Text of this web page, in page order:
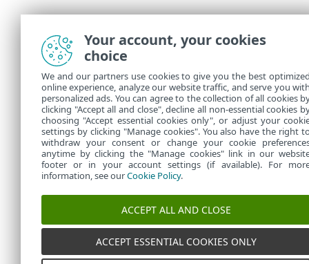
Your account, your cookies
choice
We and our partners use cookies to give you the best
online experience, analyze our website traffic, and serve you
personalized ads. You can agree to the collection of all cookies
clicking "Accept all and close", decline all non-essential cookies
choosing "Accept essential cookies only", or adjust your
settings by clicking "Manage cookies". You also have the right
withdraw your consent or change your cookie
anytime by clicking the "Manage cookies" link in our
footer or in your account settings (if available). For
information, see ourCookie Policy.
ACCEPT ALL AND CLOSE
ACCEPT ESSENTIAL COOKIES ONLY